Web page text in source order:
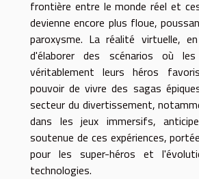
frontière entre le monde réel et
devienne encore plus floue,
paroxysme. La réalité virtuelle,
d'élaborer des scénarios où
véritablement leurs héros
pouvoir de vivre des sagas
secteur du divertissement,
dans les jeux immersifs,
soutenue de ces expériences,
pour les super-héros et
technologies.